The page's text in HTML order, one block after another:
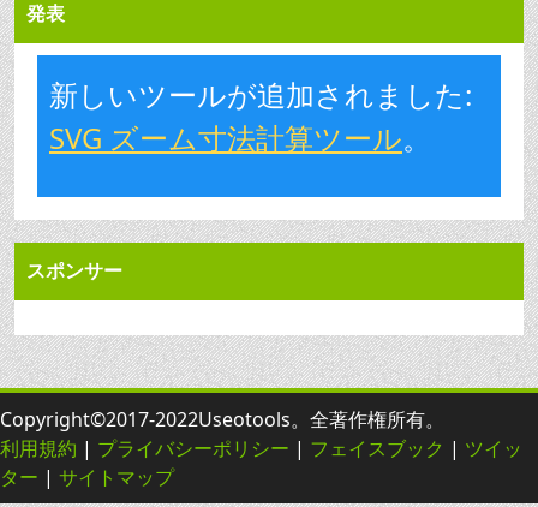
発表
新しいツールが追加されました:
SVG ズーム寸法計算ツール。
スポンサー
Copyright©2017-2022Useotools。全著作権所有。
利用規約 | プライバシーポリシー | フェイスブック | ツイッ
ター | サイトマップ